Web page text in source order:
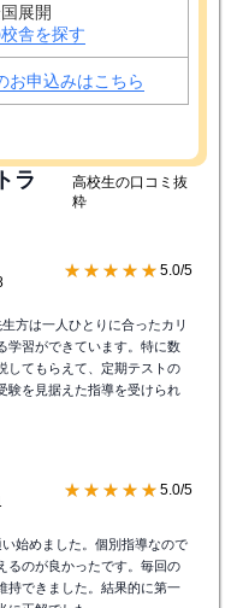
展開
舎を探す
お申込みはこちら
ラ
高校生の口コミ抜
粋
★★★★★ 5.0/5
方は一人ひとりに合ったカリ
学習ができています。特に数
してもらえて、定期テストの
験を見据えた指導を受けられ
★★★★★ 5.0/5
始めました。個別指導なので
るのが良かったです。毎回の
持できました。結果的に第一